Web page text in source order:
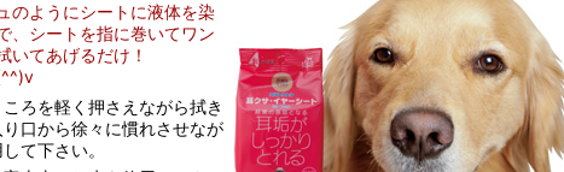
のようにシートに液体を染
、シートを指に巻いてワン
いてあげるだけ！
ろを軽く押さえながら拭き
口から徐々に慣れさせなが
て下さい。